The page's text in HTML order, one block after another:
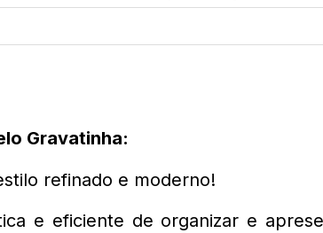
Gravatinha:
refinado e moderno!
e eficiente de organizar e